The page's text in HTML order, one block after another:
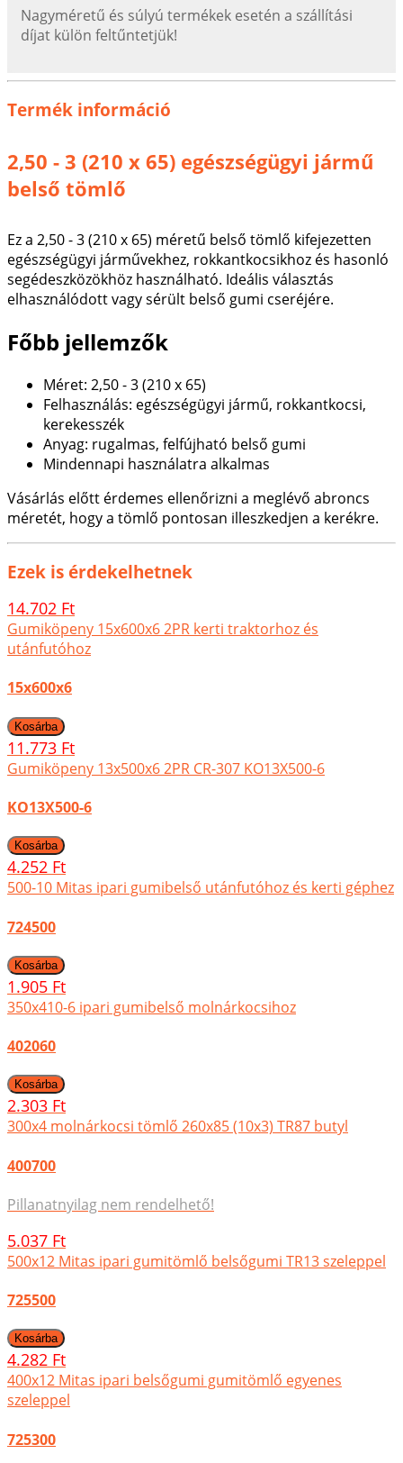
Nagyméretű és súlyú termékek esetén a szállítási
díjat külön feltűntetjük!
Termék információ
2,50 - 3 (210 x 65) egészségügyi jármű
belső tömlő
Ez a 2,50 - 3 (210 x 65) méretű belső tömlő kifejezetten
egészségügyi járművekhez, rokkantkocsikhoz és hasonló
segédeszközökhöz használható. Ideális választás
elhasználódott vagy sérült belső gumi cseréjére.
Főbb jellemzők
Méret: 2,50 - 3 (210 x 65)
Felhasználás: egészségügyi jármű, rokkantkocsi,
kerekesszék
Anyag: rugalmas, felfújható belső gumi
Mindennapi használatra alkalmas
Vásárlás előtt érdemes ellenőrizni a meglévő abroncs
méretét, hogy a tömlő pontosan illeszkedjen a kerékre.
Ezek is érdekelhetnek
14.702 Ft
Gumiköpeny 15x600x6 2PR kerti traktorhoz és
utánfutóhoz
15x600x6
11.773 Ft
Gumiköpeny 13x500x6 2PR CR-307 KO13X500-6
KO13X500-6
4.252 Ft
500-10 Mitas ipari gumibelső utánfutóhoz és kerti géphez
724500
1.905 Ft
350x410-6 ipari gumibelső molnárkocsihoz
402060
2.303 Ft
300x4 molnárkocsi tömlő 260x85 (10x3) TR87 butyl
400700
Pillanatnyilag nem rendelhető!
5.037 Ft
500x12 Mitas ipari gumitömlő belsőgumi TR13 szeleppel
725500
4.282 Ft
400x12 Mitas ipari belsőgumi gumitömlő egyenes
szeleppel
725300